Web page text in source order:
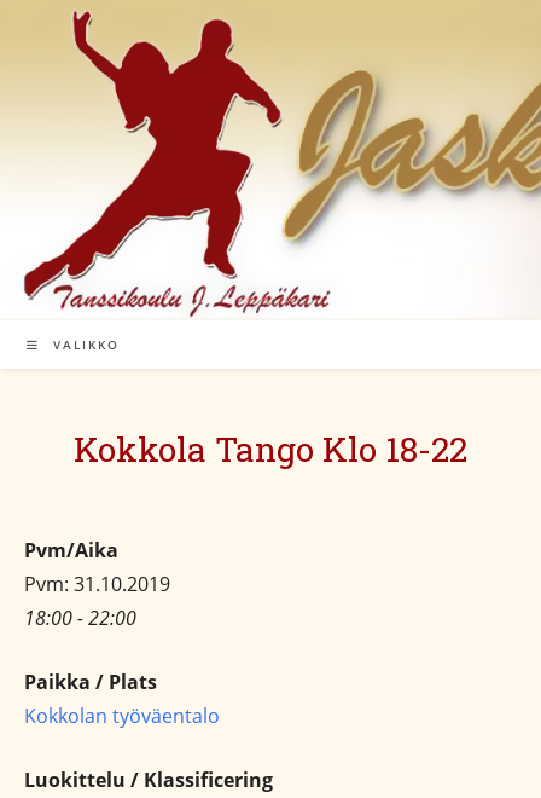
VALIKKO
Kokkola Tango Klo 18-22
Pvm/Aika
Pvm: 31.10.2019
18:00 - 22:00
Paikka / Plats
Kokkolan työväentalo
Luokittelu / Klassificering